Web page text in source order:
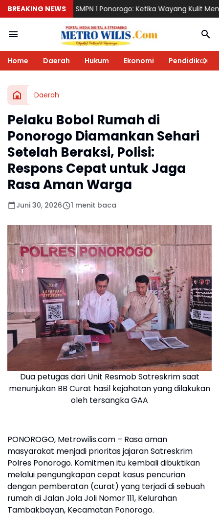
BREAKING NEWS
1 Ponorogo: Ketika Wayang Kulit Menjadi Cermin
Home Daerah Hukum Ekonomi Pendidikan
Daerah
Pelaku Bobol Rumah di
Ponorogo Diamankan Sehari
Setelah Beraksi, Polisi:
Respons Cepat untuk Jaga
Rasa Aman Warga
Juni 30, 2026 1 menit baca
Dua petugas dari Unit Resmob Satreskrim saat
menunjukan BB Curat hasil kejahatan yang dilakukan
oleh tersangka GAA
PONOROGO, Metrowilis.com – Rasa aman
masyarakat menjadi prioritas jajaran Satreskrim
Polres Ponorogo. Komitmen itu kembali dibuktikan
melalui pengungkapan cepat kasus pencurian
dengan pemberatan (curat) yang terjadi di sebuah
rumah di Jalan Jola Joli Nomor 111, Kelurahan
Tambakbayan, Kecamatan Ponorogo.